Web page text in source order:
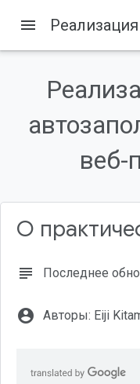
Содержание
Предварительные
Что вы узнаете
menu
веб-
О
subject Последнее
account_circle Авторы: Eiji